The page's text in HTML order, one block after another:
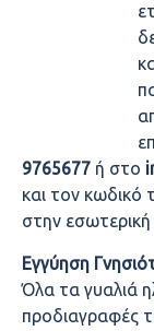
9765677 ή στο
και τον κωδικό
στην
Εγγύηση
Όλα τα γυαλιά
προδιαγραφές